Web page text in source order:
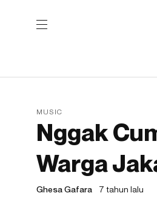
MUSIC
Nggak
Warga
Ghesa Gafara 7 tahun lalu